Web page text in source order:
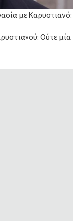
με Καρυστιανό:
Ούτε μία